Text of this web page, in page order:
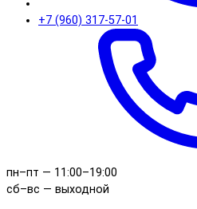
+7 (960) 317-57-01
пн–пт — 11:00–19:00
сб–вс — выходной